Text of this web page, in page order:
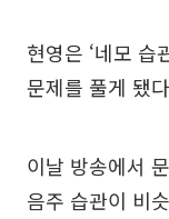
현영은 ‘네모 습
문제를 풀게 됐
이날 방송에서
음주 습관이 비